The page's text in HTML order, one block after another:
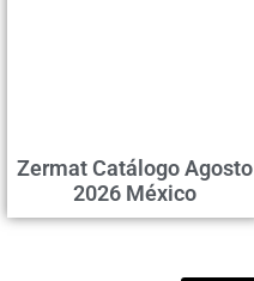
Zermat Catálogo Agosto
2026 México